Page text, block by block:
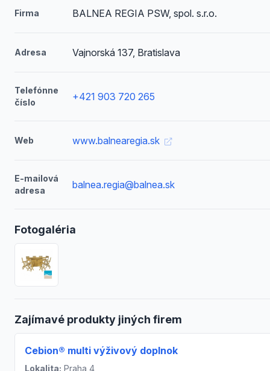
Firma BALNEA REGIA PSW, spol. s.r.o.
Adresa Vajnorská 137, Bratislava
Telefónne
číslo
+421 903 720 265
Web www.balnearegia.sk
E-mailová
adresa
balnea.regia@balnea.sk
Fotogaléria
Zajímavé produkty jiných firem
Cebion® multi výživový doplnok
Lokalita: Praha 4